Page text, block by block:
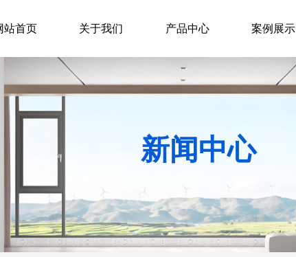
站首页 关于我们 产品中心 案例展示
新闻中心